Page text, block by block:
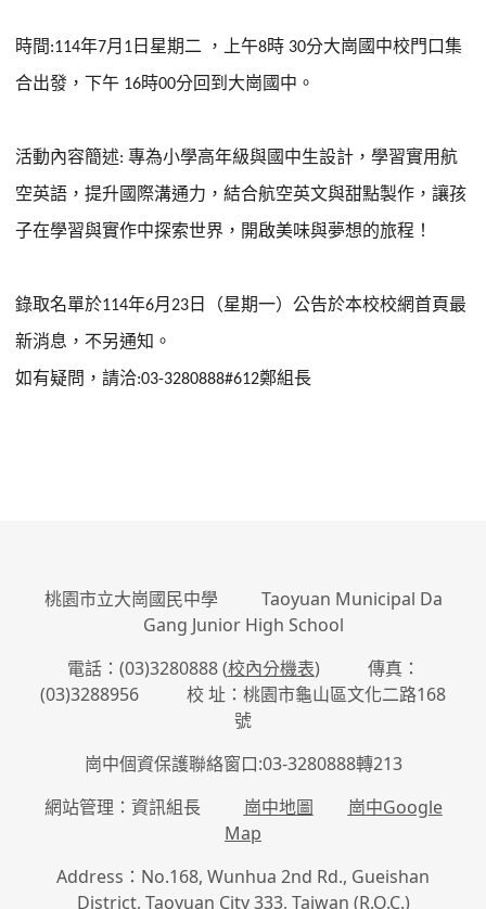
時間:114年7月 1 日星期二 ，上午8時 30分大崗國中校門口集
合出發，下午 16時00分回到大崗國中。
活動內容簡述: 專為小學高年級與國中生設計，學習實用航
空英語，提升國際溝通力，結合航空英文與甜點製作，讓孩
子在學習與實作中探索世界，開啟美味與夢想的旅程！
錄取名單於114年6月 23 日（星期一）公告於本校校網首頁最
新消息，不另通知。
如有疑問，請洽:03-3280888#612鄭組長
桃園市立大崗國民中學 Taoyuan Municipal Da
Gang Junior High School
電話：(03)3280888 (校內分機表) 傳真：
(03)3288956 校 址：桃園市龜山區文化二路168
號
崗中個資保護聯絡窗口:03-3280888轉213
網站管理：資訊組長 崗中地圖
崗中Google
Map
Address：No.168, Wunhua 2nd Rd., Gueishan
District, Taoyuan City 333, Taiwan (R.O.C.)